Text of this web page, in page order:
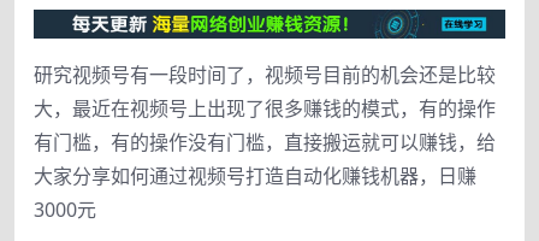
研究视频号有一段时间了，视频号目前的机会还是比较
大，最近在视频号上出现了很多赚钱的模式，有的操作
有门槛，有的操作没有门槛，直接搬运就可以赚钱，给
大家分享如何通过视频号打造自动化赚钱机器，日赚
3000元